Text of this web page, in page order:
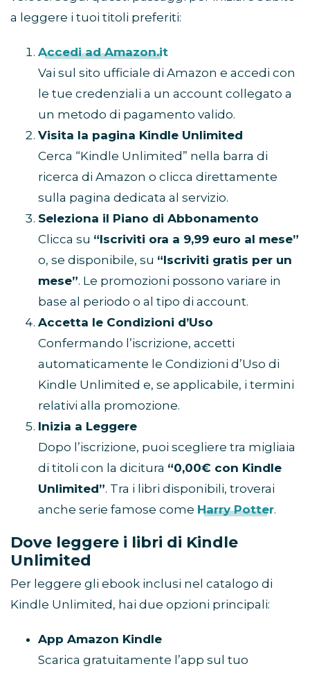
a leggere i tuoi titoli preferiti:
Accedi ad Amazon.it
Vai sul sito ufficiale di Amazon e accedi con
le tue credenziali a un account collegato a
un metodo di pagamento valido.
Visita la pagina Kindle Unlimited
Cerca “Kindle Unlimited” nella barra di
ricerca di Amazon o clicca direttamente
sulla pagina dedicata al servizio.
Seleziona il Piano di Abbonamento
Clicca su “Iscriviti ora a 9,99 euro al mese”
o, se disponibile, su “Iscriviti gratis per un
mese”. Le promozioni possono variare in
base al periodo o al tipo di account.
Accetta le Condizioni d’Uso
Confermando l’iscrizione, accetti
automaticamente le Condizioni d’Uso di
Kindle Unlimited e, se applicabile, i termini
relativi alla promozione.
Inizia a Leggere
Dopo l’iscrizione, puoi scegliere tra migliaia
di titoli con la dicitura “0,00€ con Kindle
Unlimited”. Tra i libri disponibili, troverai
anche serie famose come Harry Potter.
Dove leggere i libri di Kindle
Unlimited
Per leggere gli ebook inclusi nel catalogo di
Kindle Unlimited, hai due opzioni principali:
App Amazon Kindle
Scarica gratuitamente l’app sul tuo